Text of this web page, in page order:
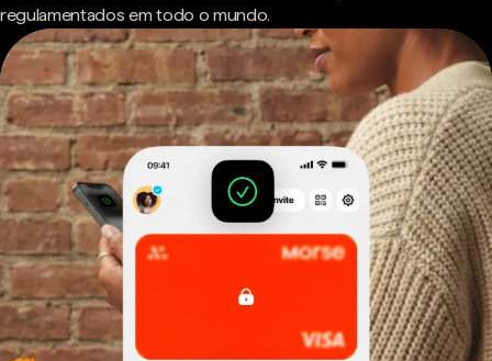
regulamentados em todo o mundo.